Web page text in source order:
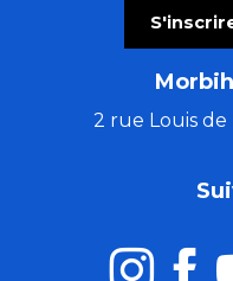
2 rue Louis de